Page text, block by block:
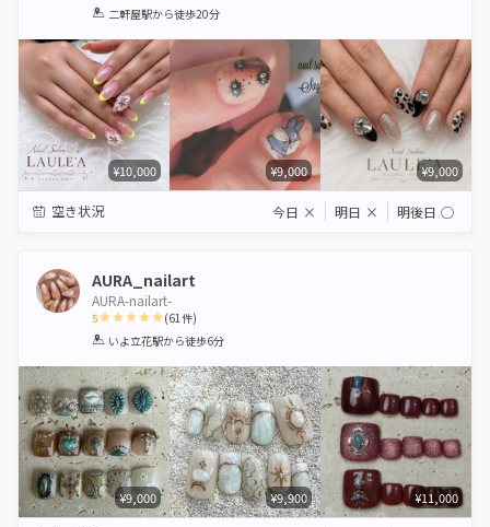
1 2 3 4 5
二軒屋駅から徒歩20分
¥10,000 ¥9,000 ¥9,000
空き状況 今日 × 明日 × 明後日 ◯
AURA_nailart
AURA-nailart-
5
1 2 3 4 5
(61件)
いよ立花駅から徒歩6分
¥9,000 ¥9,900 ¥11,000